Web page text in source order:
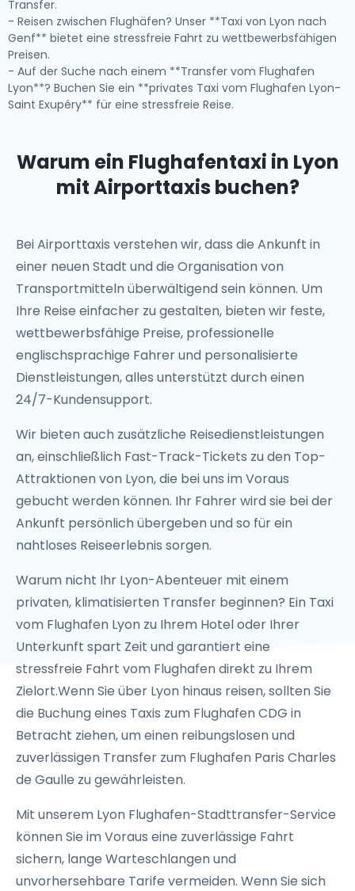
Transfer.
- Reisen zwischen Flughäfen? Unser **Taxi von Lyon nach
Genf** bietet eine stressfreie Fahrt zu wettbewerbsfähigen
Preisen.
- Auf der Suche nach einem **Transfer vom Flughafen
Lyon**? Buchen Sie ein **privates Taxi vom Flughafen Lyon-
Saint Exupéry** für eine stressfreie Reise.
Warum ein Flughafentaxi in Lyon
mit Airporttaxis buchen?
Bei Airporttaxis verstehen wir, dass die Ankunft in
einer neuen Stadt und die Organisation von
Transportmitteln überwältigend sein können. Um
Ihre Reise einfacher zu gestalten, bieten wir feste,
wettbewerbsfähige Preise, professionelle
englischsprachige Fahrer und personalisierte
Dienstleistungen, alles unterstützt durch einen
24/7-Kundensupport.
Wir bieten auch zusätzliche Reisedienstleistungen
an, einschließlich Fast-Track-Tickets zu den Top-
Attraktionen von Lyon, die bei uns im Voraus
gebucht werden können. Ihr Fahrer wird sie bei der
Ankunft persönlich übergeben und so für ein
nahtloses Reiseerlebnis sorgen.
Warum nicht Ihr Lyon-Abenteuer mit einem
privaten, klimatisierten Transfer beginnen? Ein Taxi
vom Flughafen Lyon zu Ihrem Hotel oder Ihrer
Unterkunft spart Zeit und garantiert eine
stressfreie Fahrt vom Flughafen direkt zu Ihrem
Zielort.Wenn Sie über Lyon hinaus reisen, sollten Sie
die Buchung eines Taxis zum Flughafen CDG in
Betracht ziehen, um einen reibungslosen und
zuverlässigen Transfer zum Flughafen Paris Charles
de Gaulle zu gewährleisten.
Mit unserem Lyon Flughafen-Stadttransfer-Service
können Sie im Voraus eine zuverlässige Fahrt
sichern, lange Warteschlangen und
unvorhersehbare Tarife vermeiden. Wenn Sie sich